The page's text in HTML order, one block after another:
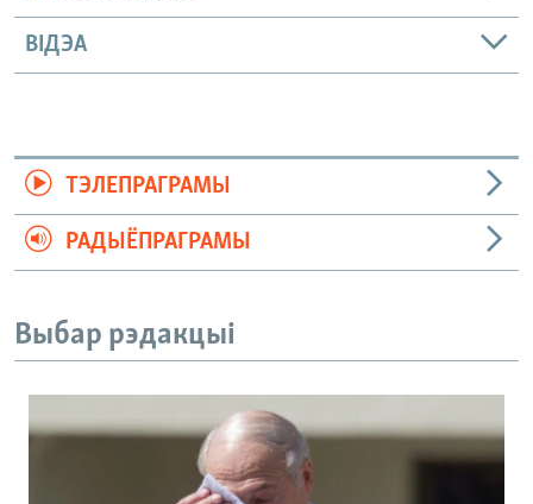
ВІДЭА
ТЭЛЕПРАГРАМЫ
РАДЫЁПРАГРАМЫ
Выбар рэдакцыі